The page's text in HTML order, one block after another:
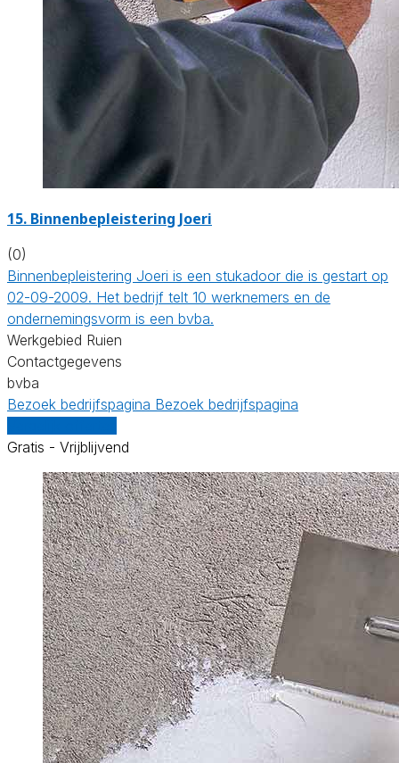
15. Binnenbepleistering Joeri
(0)
Binnenbepleistering Joeri is een stukadoor die is gestart op
02-09-2009. Het bedrijf telt 10 werknemers en de
ondernemingsvorm is een bvba.
Werkgebied Ruien
Contactgegevens
bvba
Bezoek bedrijfspagina Bezoek bedrijfspagina
Gratis - Vrijblijvend